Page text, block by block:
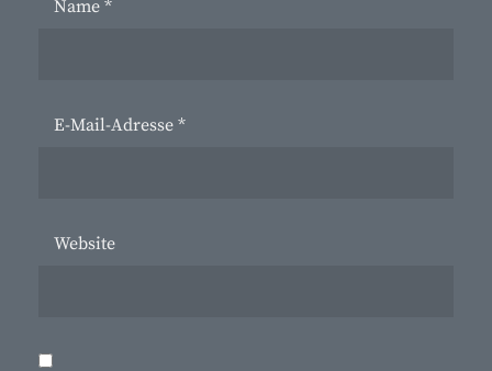
Name *
E-Mail-Adresse *
Website